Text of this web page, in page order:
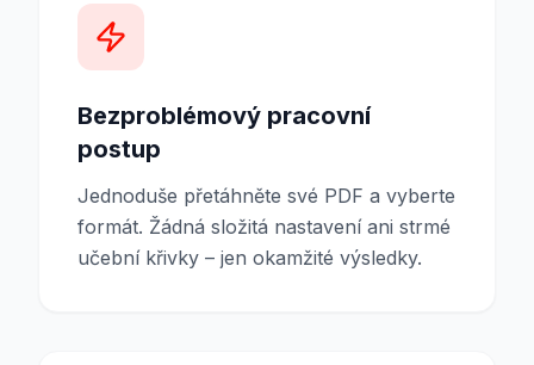
Bezproblémový pracovní
postup
Jednoduše přetáhněte své PDF a vyberte
formát. Žádná složitá nastavení ani strmé
učební křivky – jen okamžité výsledky.